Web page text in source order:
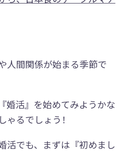
人間関係が始まる季節で
婚活』を始めてみようかな
ゃるでしょう！
活でも、まずは『初めまし